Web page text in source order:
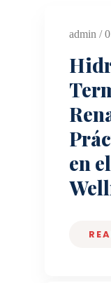
admin /
en